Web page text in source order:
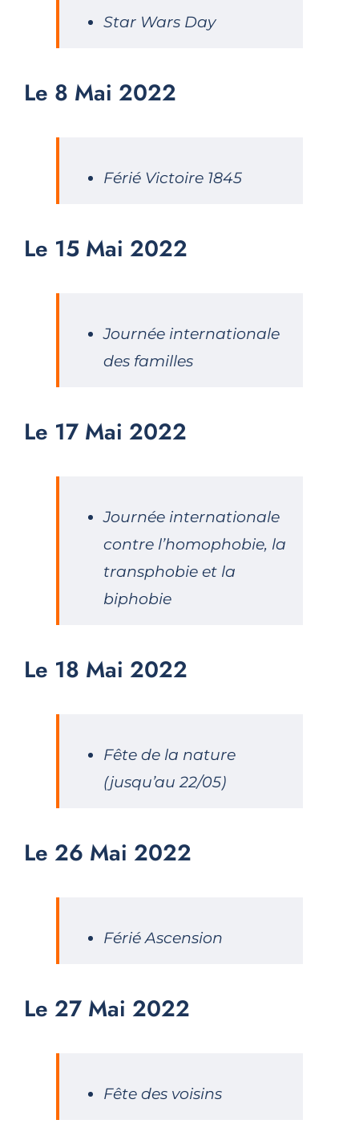
Star Wars Day
Le 8 Mai 2022
Férié Victoire 1845
Le 15 Mai 2022
Journée internationale
des familles
Le 17 Mai 2022
Journée internationale
contre l’homophobie, la
transphobie et la
biphobie
Le 18 Mai 2022
Fête de la nature
(jusqu’au 22/05)
Le 26 Mai 2022
Férié Ascension
Le 27 Mai 2022
Fête des voisins